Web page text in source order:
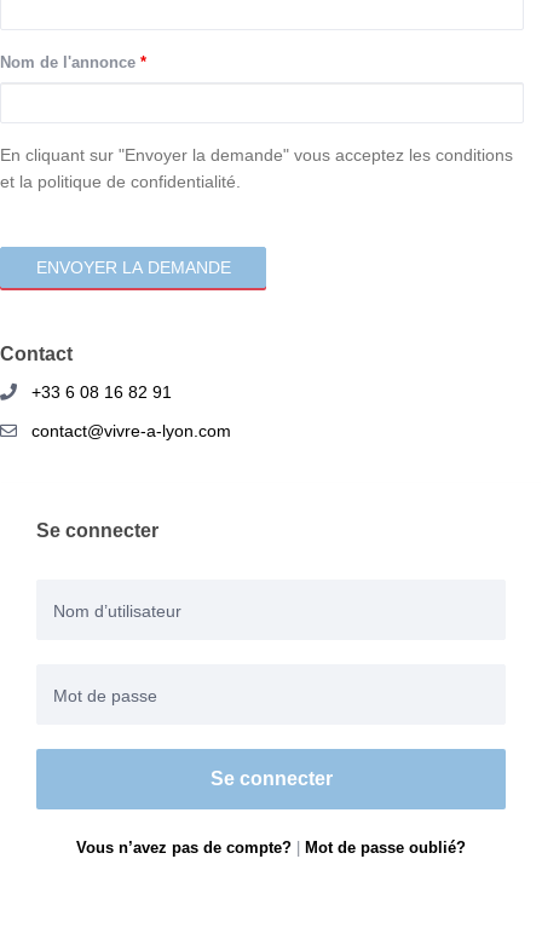
Nom de l'annonce *
consentement
En cliquant sur "Envoyer la demande" vous acceptez les conditions
et la politique de confidentialité.
Contact
+33 6 08 16 82 91
contact@vivre-a-lyon.com
Se connecter
Se connecter
Vous n’avez pas de compte? Mot de passe oublié?